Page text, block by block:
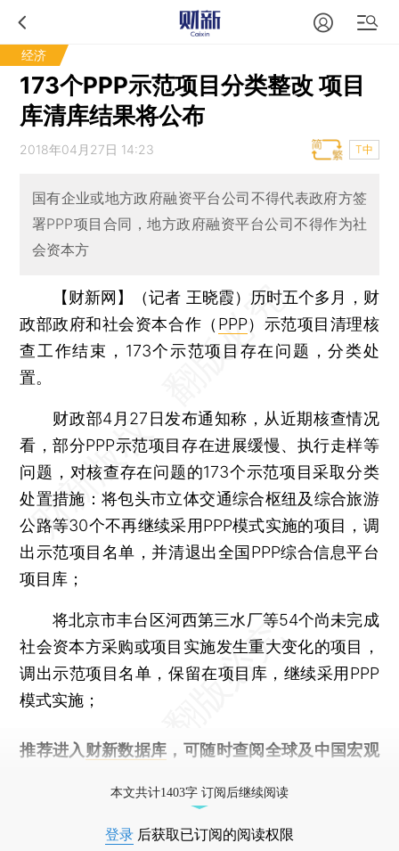
经济
173个PPP示范项目分类整改 项目
库清库结果将公布
2018年04月27日 14:23 T中
国有企业或地方政府融资平台公司不得代表政府方签
署PPP项目合同，地方政府融资平台公司不得作为社
会资本方
【财新网】（记者 王晓霞） 历时五个多月，财
政部政府和社会资本合作（ PPP）示范项目清理核
查工作结束，173个示范项目存在问题，分类处
置。
财政部4月27日发布通知称，从近期核查情况
看，部分PPP示范项目存在进展缓慢、执行走样等
问题，对核查存在问题的173个示范项目采取分类
处置措施：将包头市立体交通综合枢纽及综合旅游
公路等30个不再继续采用PPP模式实施的项目，调
出示范项目名单，并清退出全国PPP综合信息平台
项目库；
将北京市丰台区河西第三水厂等54个尚未完成
社会资本方采购或项目实施发生重大变化的项目，
调出示范项目名单，保留在项目库，继续采用PPP
模式实施；
推荐进入 财新数据库 ，可随时查阅全球及中国宏观
本文共计1403字 订阅后继续阅读
登录 后获取已订阅的阅读权限